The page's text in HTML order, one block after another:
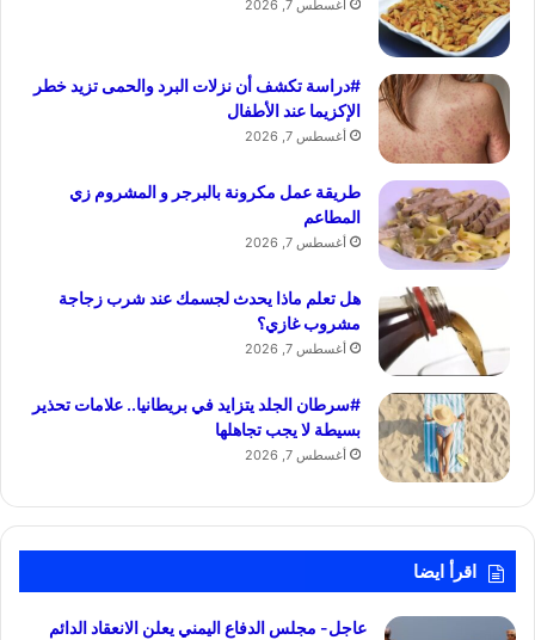
أغسطس 7, 2026
#دراسة تكشف أن نزلات البرد والحمى تزيد خطر
الإكزيما عند الأطفال
أغسطس 7, 2026
طريقة عمل مكرونة بالبرجر و المشروم زي
المطاعم
أغسطس 7, 2026
هل تعلم ماذا يحدث لجسمك عند شرب زجاجة
مشروب غازي؟
أغسطس 7, 2026
#سرطان الجلد يتزايد في بريطانيا.. علامات تحذير
بسيطة لا يجب تجاهلها
أغسطس 7, 2026
اقرأ ايضا
عاجل- مجلس الدفاع اليمني يعلن الانعقاد الدائم